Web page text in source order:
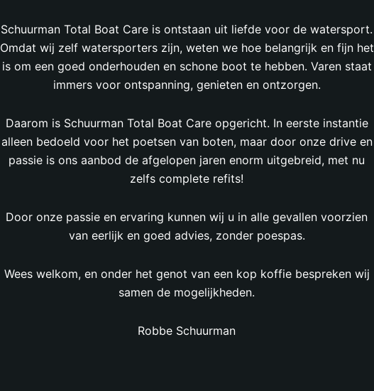
Schuurman Total Boat Care is ontstaan uit liefde voor de watersport.
Omdat wij zelf watersporters zijn, weten we hoe belangrijk en fijn het
is om een goed onderhouden en schone boot te hebben. Varen staat
immers voor ontspanning, genieten en ontzorgen.
Daarom is Schuurman Total Boat Care opgericht. In eerste instantie
alleen bedoeld voor het poetsen van boten, maar door onze drive en
passie is ons aanbod de afgelopen jaren enorm uitgebreid, met nu
zelfs complete refits!
Door onze passie en ervaring kunnen wij u in alle gevallen voorzien
van eerlijk en goed advies, zonder poespas.
Wees welkom, en onder het genot van een kop koffie bespreken wij
samen de mogelijkheden.
Robbe Schuurman